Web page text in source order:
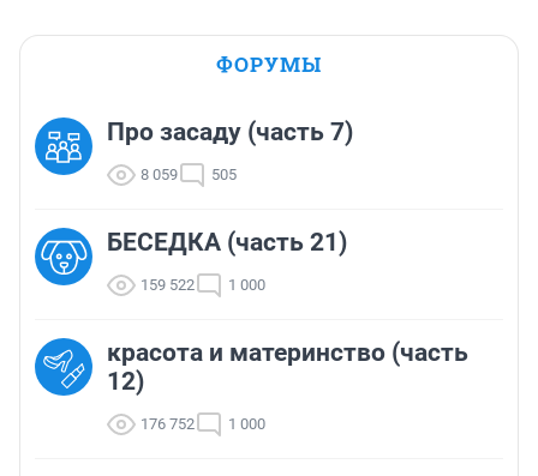
ФОРУМЫ
Про засаду (часть 7)
8 059 505
БЕСЕДКА (часть 21)
159 522 1 000
красота и материнство (часть
12)
176 752 1 000